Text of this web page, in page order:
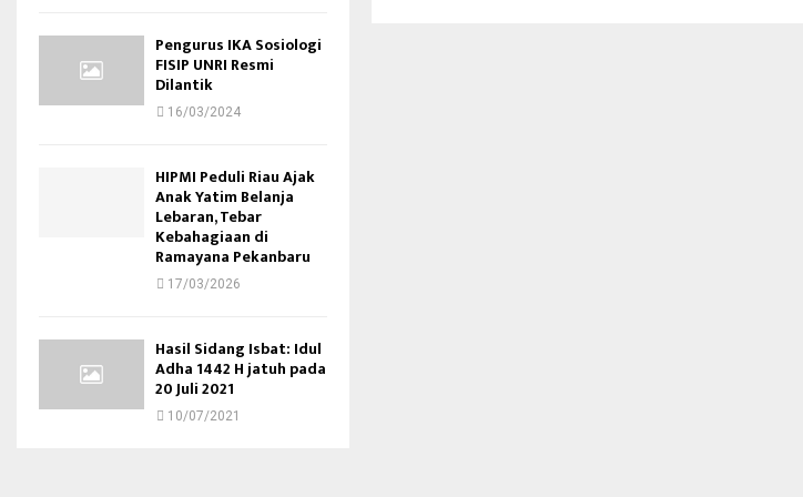
Pengurus IKA Sosiologi
FISIP UNRI Resmi
Dilantik
16/03/2024
HIPMI Peduli Riau Ajak
Anak Yatim Belanja
Lebaran, Tebar
Kebahagiaan di
Ramayana Pekanbaru
17/03/2026
Hasil Sidang Isbat: Idul
Adha 1442 H jatuh pada
20 Juli 2021
10/07/2021